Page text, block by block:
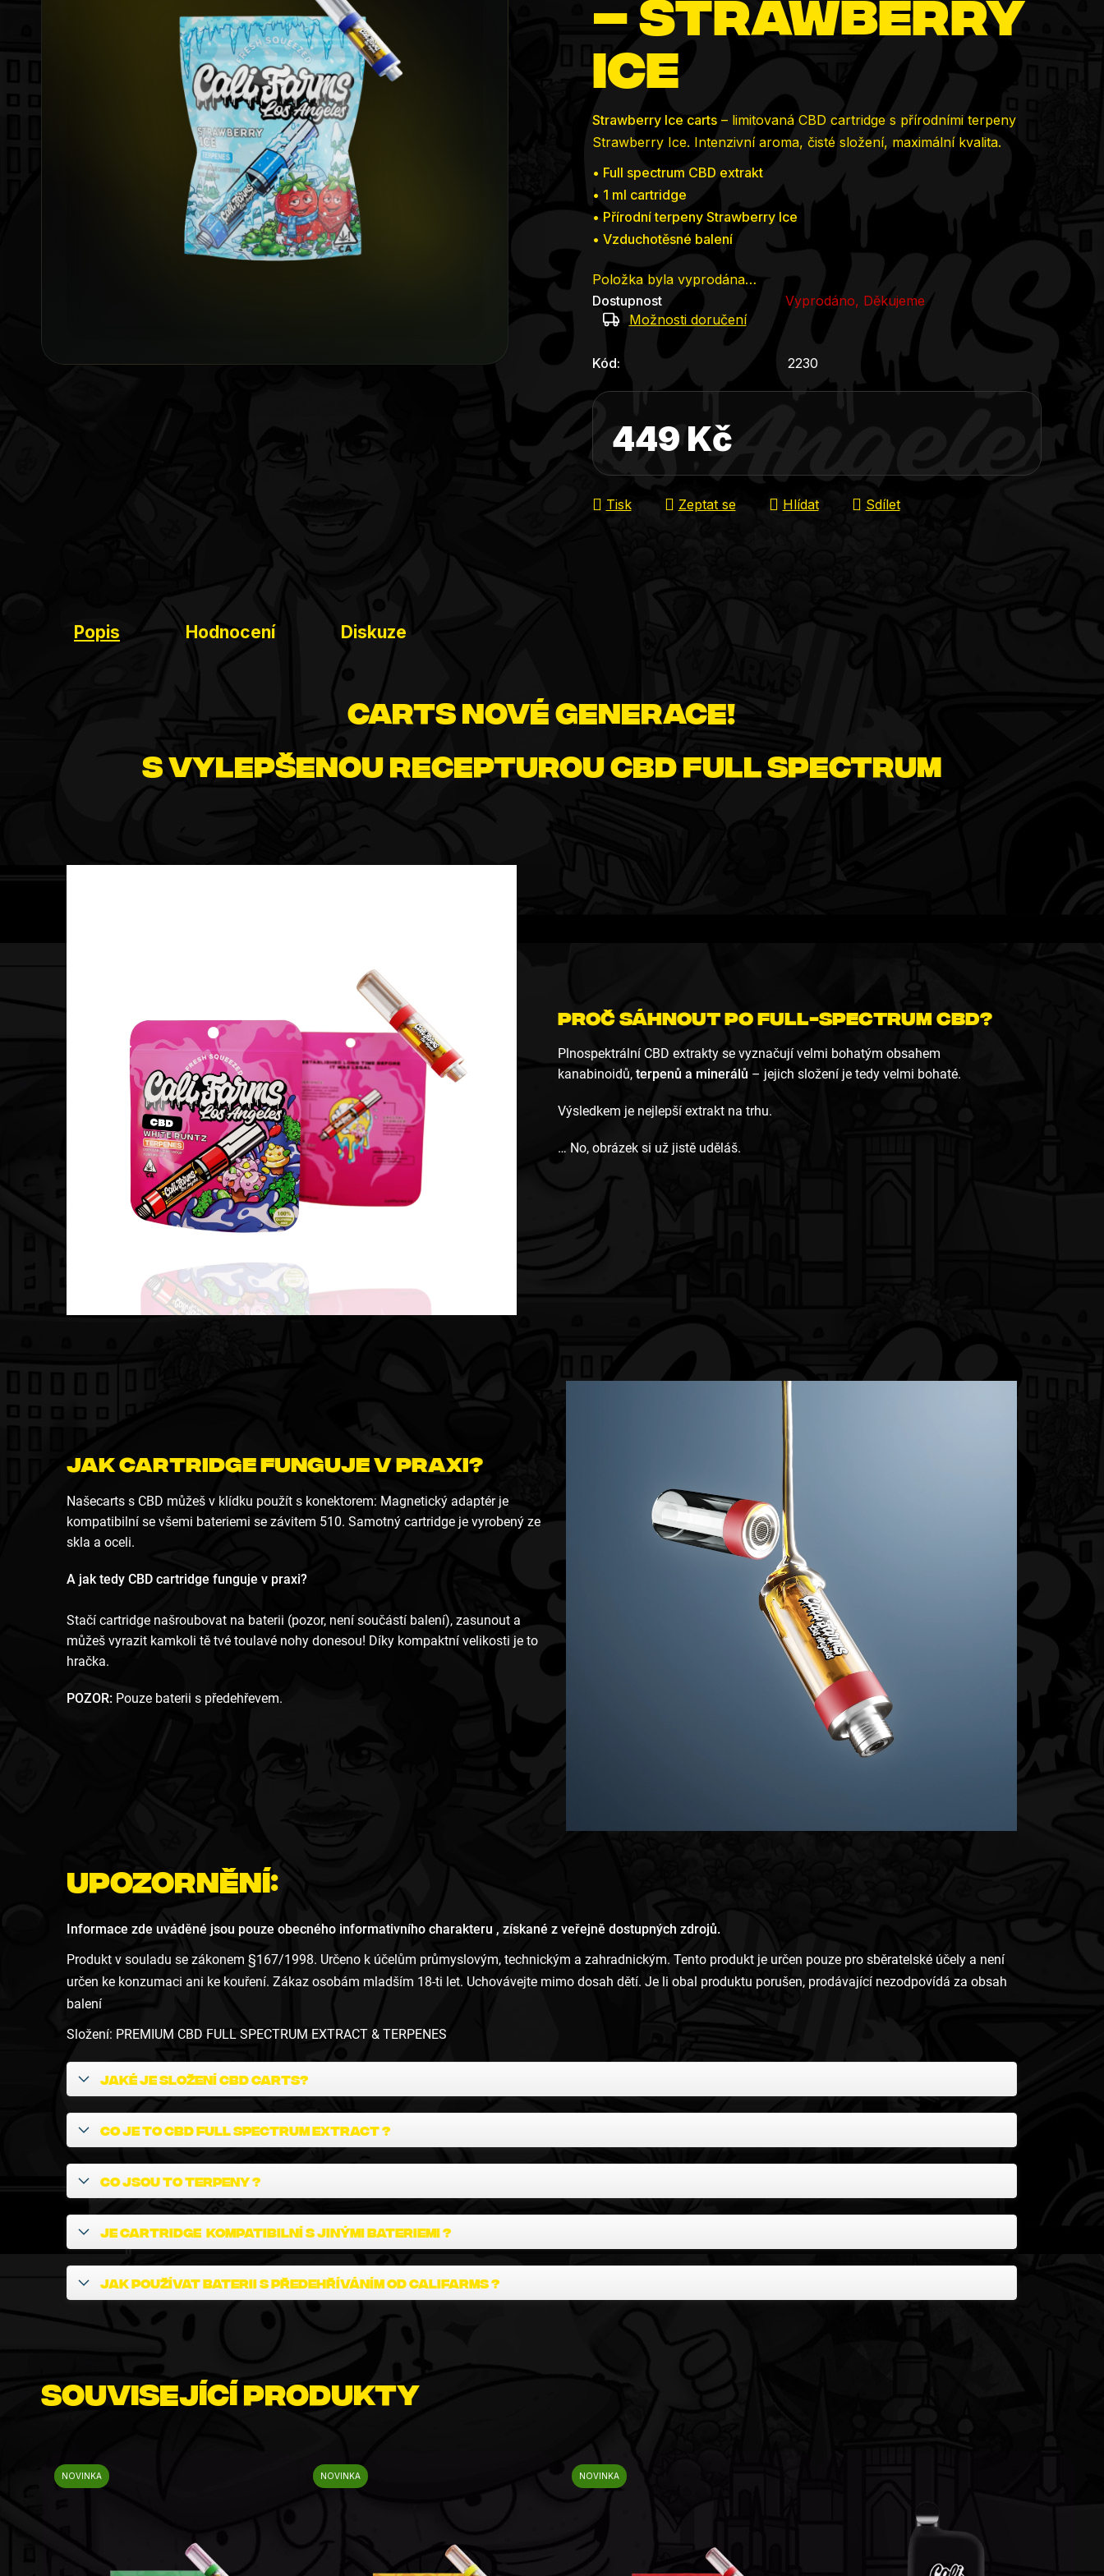
z
5
hvězdiček.
– Strawberry
Ice
Strawberry Ice carts– limitovaná CBD cartridge s přírodními terpeny
Strawberry Ice. Intenzivní aroma, čisté složení, maximální kvalita.
• Full spectrum CBD extrakt
• 1 ml cartridge
• Přírodní terpeny Strawberry Ice
• Vzduchotěsné balení
Položka byla vyprodána…
Dostupnost
Vyprodáno, Děkujeme
Možnosti doručení
Kód: 2230
449 Kč
Tisk Zeptat se Hlídat Sdílet
Popis Hodnocení Diskuze
carts nové generace!
S vylepšenou recepturou CBD full Spectrum
Proč sáhnout po Full-spectrum CBD?
Plnospektrální CBD extrakty se vyznačují velmi bohatým obsahem
kanabinoidů,terpenů a minerálů – jejich složení je tedy velmi bohaté.
Výsledkem je nejlepší extrakt na trhu.
… No, obrázek si už jistě uděláš.
Jak cartridge funguje v praxi?
Našecarts s CBD můžeš v klídku použít s konektorem: Magnetický adaptér je
kompatibilní se všemi bateriemi se závitem 510. Samotný cartridge je vyrobený ze
skla a oceli.
A jak tedy CBD cartridge funguje v praxi?
Stačí cartridge našroubovat na baterii (pozor, není součástí balení), zasunout a
můžeš vyrazit kamkoli tě tvé toulavé nohy donesou! Díky kompaktní velikosti je to
hračka.
POZOR: Pouze baterii s předehřevem.
Upozornění:
Informace zde uváděné jsou pouze obecného informativního charakteru , získané z veřejně dostupných zdrojů.
Produkt v souladu se zákonem §167/1998. Určeno k účelům průmyslovým, technickým a zahradnickým. Tento produkt je určen pouze pro sběratelské účely a není
určen ke konzumaci ani ke kouření. Zákaz osobám mladším 18-ti let. Uchovávejte mimo dosah dětí. Je li obal produktu porušen, prodávající nezodpovídá za obsah
balení
Složení: PREMIUM CBD FULL SPECTRUM EXTRACT & TERPENES
Jaké je složení CBD carts?
Co je to CBD Full spectrum Extract ?
Co jsou to terpeny ?
Je cartridge kompatibilní s jinými bateriemi ?
Jak používat baterii s předehříváním od CaliFarms ?
Související produkty
NOVINKA NOVINKA NOVINKA